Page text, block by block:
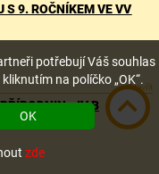
potřebují Váš souhlas
na políčko „OK“.
OK
zde
S 9. ROČNÍKEM VE VV
Otevřít
- IV.B